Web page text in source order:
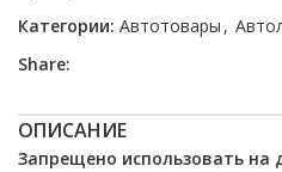
Категории: Автотовары ,
Share:
ОПИСАНИЕ
Запрещено использовать на